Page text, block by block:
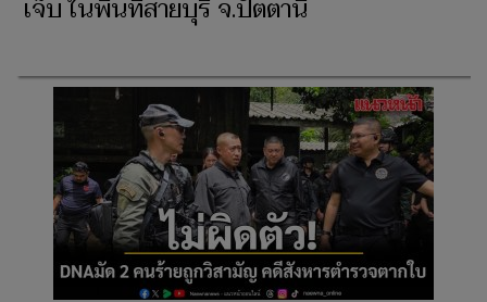
เจ็บ ในพื้นที่สายบุรี จ.ปัตตานี